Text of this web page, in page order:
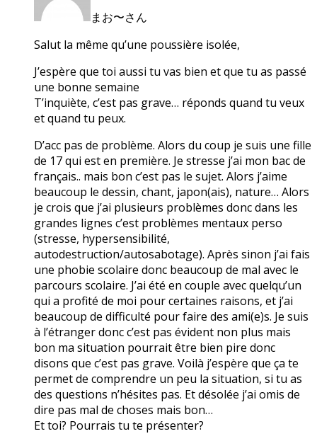
まお〜さん
Salut la même qu’une poussière isolée,
J’espère que toi aussi tu vas bien et que tu as passé
une bonne semaine
T’inquiète, c’est pas grave… réponds quand tu veux
et quand tu peux.
D’acc pas de problème. Alors du coup je suis une fille
de 17 qui est en première. Je stresse j’ai mon bac de
français.. mais bon c’est pas le sujet. Alors j’aime
beaucoup le dessin, chant, japon(ais), nature… Alors
je crois que j’ai plusieurs problèmes donc dans les
grandes lignes c’est problèmes mentaux perso
(stresse, hypersensibilité,
autodestruction/autosabotage). Après sinon j’ai fais
une phobie scolaire donc beaucoup de mal avec le
parcours scolaire. J’ai été en couple avec quelqu’un
qui a profité de moi pour certaines raisons, et j’ai
beaucoup de difficulté pour faire des ami(e)s. Je suis
à l’étranger donc c’est pas évident non plus mais
bon ma situation pourrait être bien pire donc
disons que c’est pas grave. Voilà j’espère que ça te
permet de comprendre un peu la situation, si tu as
des questions n’hésites pas. Et désolée j’ai omis de
dire pas mal de choses mais bon…
Et toi? Pourrais tu te présenter?